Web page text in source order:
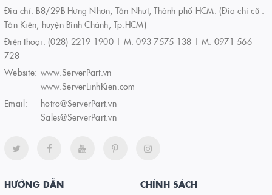
Địa chỉ: B8/29B Hưng Nhơn, Tân Nhựt, Thành phố HCM. (Địa chỉ cũ :
Tân Kiên, huyện Bình Chánh, Tp.HCM)
Điện thoại: (028) 2219 1900 | M: 093 7575 138 | M: 0971 566
728
Website: www.ServerPart.vn
www.ServerLinhKien.com
Email:
hotro@ServerPart.vn
Sales@ServerPart.vn
HƯỚNG DẪN CHÍNH SÁCH